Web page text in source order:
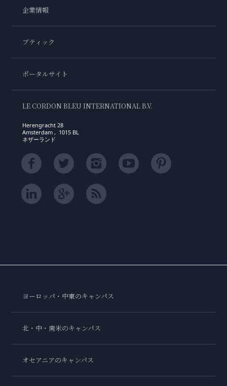
企業情報
ブティック
ポータルサイト
LE CORDON BLEU INTERNATIONAL B.V.
Herengracht 28
Amsterdam , 1015 BL
ネザーランド
ヨーロッパ・中東のキャンパス
北・中・南米のキャンパス
オセアニアのキャンパス